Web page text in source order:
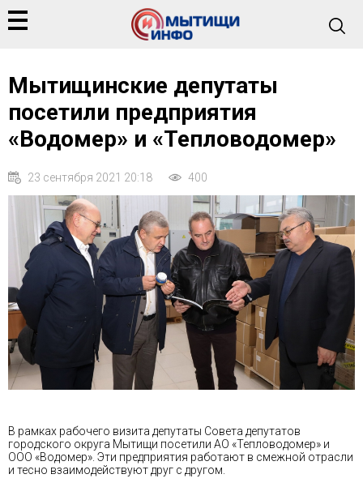
Мытищинские депутаты
посетили предприятия
«Водомер» и «Тепловодомер»
23 сентября 2021 20:18 400
В рамках рабочего визита депутаты Совета депутатов
городского округа Мытищи посетили АО «Тепловодомер» и
ООО «Водомер». Эти предприятия работают в смежной отрасли
и тесно взаимодействуют друг с другом.